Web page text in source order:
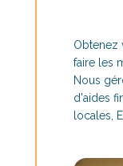
Obtenez
faire les
Nous
d'aides
locales,